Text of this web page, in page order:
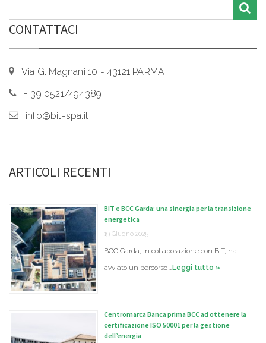
CONTATTACI
Via G. Magnani 10 - 43121 PARMA
+ 39 0521/494389
info@bit-spa.it
ARTICOLI RECENTI
BIT e BCC Garda: una sinergia per la transizione
energetica
19 Giugno 2025
BCC Garda, in collaborazione con BIT, ha
avviato un percorso … Leggi tutto »
Centromarca Banca prima BCC ad ottenere la
certificazione ISO 50001 per la gestione
dell’energia